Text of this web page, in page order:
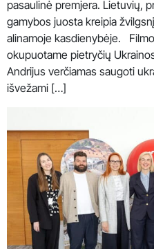
pasaulinė premjera. Lietuvių,
gamybos juosta kreipia
alinamoje kasdienybėje.
okupuotame pietryčių
Andrijus verčiamas saugoti
išvežami […]